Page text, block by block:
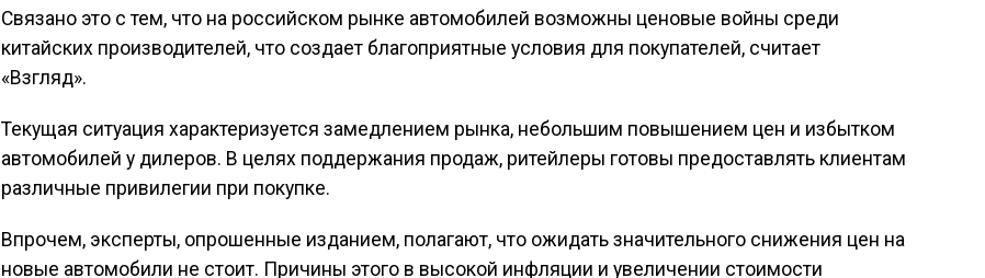
Связано это с тем, что на российском рынке автомобилей возможны ценовые войны среди
китайских производителей, что создает благоприятные условия для покупателей, считает
«Взгляд».
Текущая ситуация характеризуется замедлением рынка, небольшим повышением цен и избытком
автомобилей у дилеров. В целях поддержания продаж, ритейлеры готовы предоставлять клиентам
различные привилегии при покупке.
Впрочем, эксперты, опрошенные изданием, полагают, что ожидать значительного снижения цен на
новые автомобили не стоит. Причины этого в высокой инфляции и увеличении стоимости